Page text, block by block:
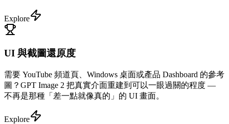
Explore
UI 與截圖還原度
需要 YouTube 頻道頁、Windows 桌面或產品 Dashboard 的參考
圖？GPT Image 2 把真實介面重建到可以一眼過關的程度 —
不再是那種「差一點就像真的」的 UI 畫面。
Explore